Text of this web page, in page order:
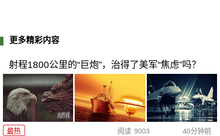
更多精彩内容
射程1800公里的“巨炮”，治得了美军“焦虑”吗？
最热 阅读 9003 40分钟前